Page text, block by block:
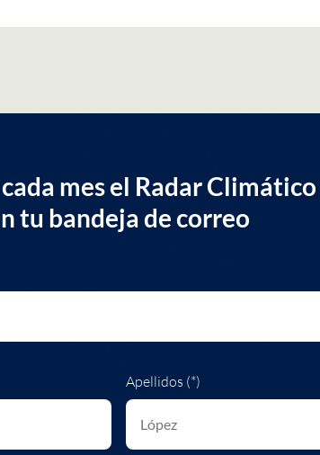
mes el Radar Climático
tu bandeja de correo
Apellidos (*)